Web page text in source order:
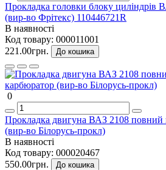
Прокладка головки блоку
(вир-во Фрітекс) 110446721R
В наявності
Код товару: 000011001
221.00грн.
До кошика
0
Прокладка двигуна ВАЗ 2108 повний
(вир-во Білорусь-прокл)
В наявності
Код товару: 000020467
550.00грн.
До кошика